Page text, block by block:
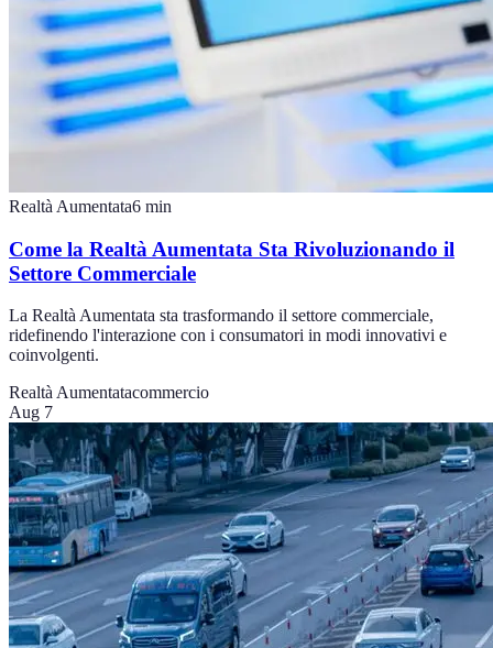
Realtà Aumentata6 min
Come la Realtà Aumentata Sta Rivoluzionando il
Settore Commerciale
La Realtà Aumentata sta trasformando il settore commerciale,
ridefinendo l'interazione con i consumatori in modi innovativi e
coinvolgenti.
Realtà Aumentatacommercio
Aug 7